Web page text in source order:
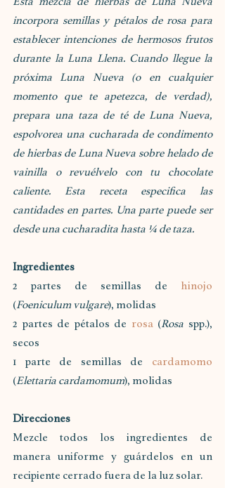
incorpora semillas y pétalos de rosa para
establecer intenciones de hermosos frutos
durante la Luna Llena. Cuando llegue la
próxima Luna Nueva (o en cualquier
momento que te apetezca, de verdad),
prepara una taza de té de Luna Nueva,
espolvorea una cucharada de condimento
de hierbas de Luna Nueva sobre helado de
vainilla o revuélvelo con tu chocolate
caliente. Esta receta especifica las
cantidades en partes. Una parte puede ser
desde una cucharadita hasta ¼ de taza.
Ingredientes
2 partes de semillas de hinojo
(Foeniculum vulgare), molidas
2 partes de pétalos de rosa (Rosa spp.),
secos
1 parte de semillas de cardamomo
(Elettaria cardamomum), molidas
Direcciones
Mezcle todos los ingredientes de
manera uniforme y guárdelos en un
recipiente cerrado fuera de la luz solar.